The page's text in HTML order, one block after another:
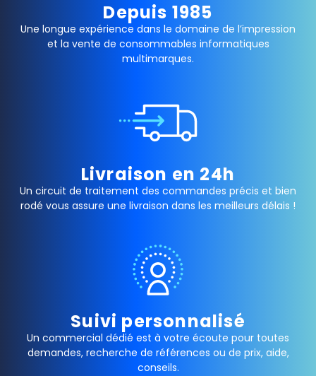
Depuis 1985
Une longue expérience dans le domaine de l’impression
et la vente de consommables informatiques
multimarques.
Livraison en 24h
Un circuit de traitement des commandes précis et bien
rodé vous assure une livraison dans les meilleurs délais !
Suivi personnalisé
Un commercial dédié est à votre écoute pour toutes
demandes, recherche de références ou de prix, aide,
conseils.